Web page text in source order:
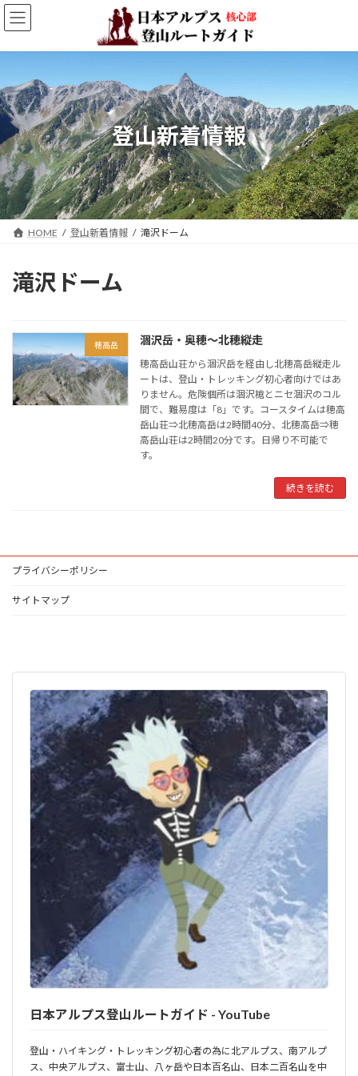
コ
ン
ン
へ
ス
キ
ッ
プ
ナ
ビ
ー
ョ
ン
に
移
動
登山新着情報
HOME 登山新着情報 滝沢ドーム
滝沢ドーム
穂高岳 涸沢岳・奥穂～北穂縦走
穂高岳山荘から涸沢岳を経由し北穂高岳縦走ル
ートは、登山・トレッキング初心者向けではあ
りません。危険個所は涸沢槍とニセ涸沢のコル
間で、難易度は「8」です。コースタイムは穂高
岳山荘⇒北穂高岳は2時間40分、北穂高岳⇒穂
高岳山荘は2時間20分です。日帰り不可能で
す。
続きを読む
プライバシーポリシー
サイトマップ
日本アルプス登山ルートガイド - YouTube
登山・ハイキング・トレッキング初心者の為に北アルプス、南アルプ
ス、中央アルプス、富士山、八ヶ岳や日本百名山、日本二百名山を中